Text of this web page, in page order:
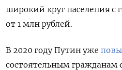
широкий круг населения с
от 1 млн рублей.
В 2020 году Путин уже
состоятельным гражданам